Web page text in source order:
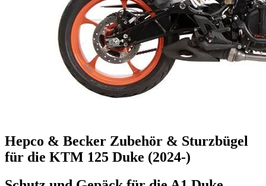
Hepco & Becker Zubehör & Sturzbügel
für die KTM 125 Duke (2024-)